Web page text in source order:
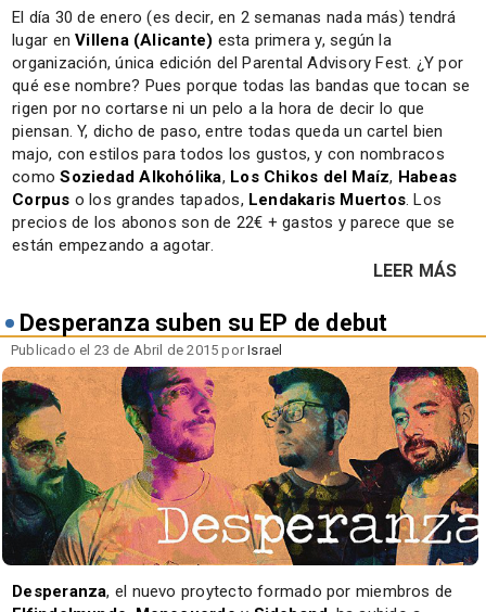
El día 30 de enero (es decir, en 2 semanas nada más) tendrá
lugar enVillena (Alicante) esta primera y, según la
organización, única edición del Parental Advisory Fest. ¿Y por
qué ese nombre? Pues porque todas las bandas que tocan se
rigen por no cortarse ni un pelo a la hora de decir lo que
piensan. Y, dicho de paso, entre todas queda un cartel bien
majo, con estilos para todos los gustos, y con nombracos
comoSoziedad Alkohólika, Los Chikos del Maíz, Habeas
Corpus o los grandes tapados, Lendakaris Muertos. Los
precios de los abonos son de 22€ + gastos y parece que se
están empezando a agotar.
LEER MÁS
Desperanza suben su EP de debut
Publicado el 23 de Abril de 2015 porIsrael
Desperanza, el nuevo proytecto formado por miembros de